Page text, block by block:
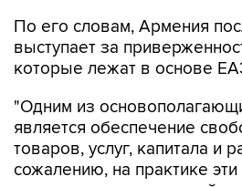
По его словам, Армения
выступает за
которые лежат в основе
"Одним из
является обеспечение
товаров, услуг, капитала и
сожалению, на практике